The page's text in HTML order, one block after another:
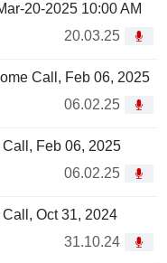
20-2025 10:00 AM
20.03.25
Call, Feb 06, 2025
06.02.25
Call, Feb 06, 2025
06.02.25
Call, Oct 31, 2024
31.10.24